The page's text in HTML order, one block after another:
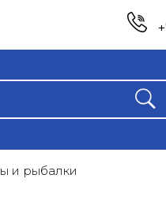
и рыбалки